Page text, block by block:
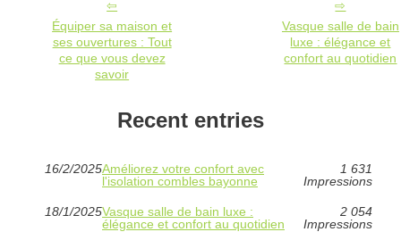
Équiper sa maison et
ses ouvertures : Tout
ce que vous devez
savoir
Vasque salle de bain
luxe : élégance et
confort au quotidien
Recent entries
16/2/2025Améliorez votre confort avec
l'isolation combles bayonne
1 631
Impressions
18/1/2025Vasque salle de bain luxe :
élégance et confort au quotidien
2 054
Impressions